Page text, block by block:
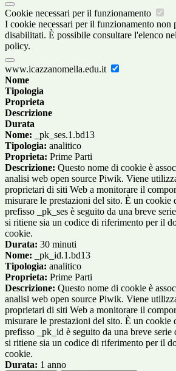
Cookie necessari per il funzionamento
I cookie necessari per il funzionamento non
disabilitati. È possibile consultare l'elenco
policy.
www.icazzanomella.edu.it
Nome
Tipologia
Proprieta
Descrizione
Durata
Nome: _pk_ses.1.bd13
Tipologia: analitico
Proprieta: Prime Parti
Descrizione: Questo nome di cookie è
analisi web open source Piwik. Viene
proprietari di siti Web a monitorare il
misurare le prestazioni del sito. È un
prefisso _pk_ses è seguito da una breve
si ritiene sia un codice di riferimento per il
cookie.
Durata: 30 minuti
Nome: _pk_id.1.bd13
Tipologia: analitico
Proprieta: Prime Parti
Descrizione: Questo nome di cookie è
analisi web open source Piwik. Viene
proprietari di siti Web a monitorare il
misurare le prestazioni del sito. È un
prefisso _pk_id è seguito da una breve serie
si ritiene sia un codice di riferimento per il
cookie.
Durata: 1 anno